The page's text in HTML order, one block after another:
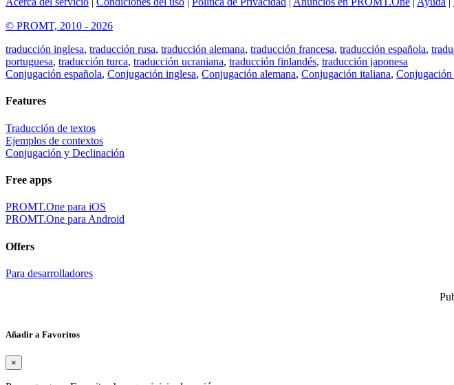
© PROMT, 2010 - 2026
traducción inglesa, traducción rusa, traducción alemana, traducción francesa, traducción española,
portuguesa, traducción turca, traducción ucraniana, traducción finlandés, traducción japonesa
Conjugación española, Conjugación inglesa, Conjugación alemana, Conjugación italiana, Conjugación
Features
Traducción de textos
Ejemplos de contextos
Conjugación y Declinación
Free apps
PROMT.One para iOS
PROMT.One para Android
Offers
Para desarrolladores
Añadir a Favoritos
×